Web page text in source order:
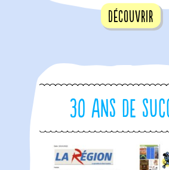
Découvrir
30 ans de